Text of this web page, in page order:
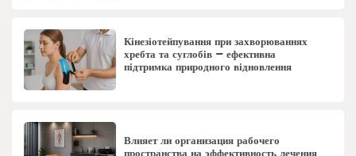
Кінезіотейпування при захворюваннях
хребта та суглобів – ефективна
підтримка природного відновлення
Влияет ли организация рабочего